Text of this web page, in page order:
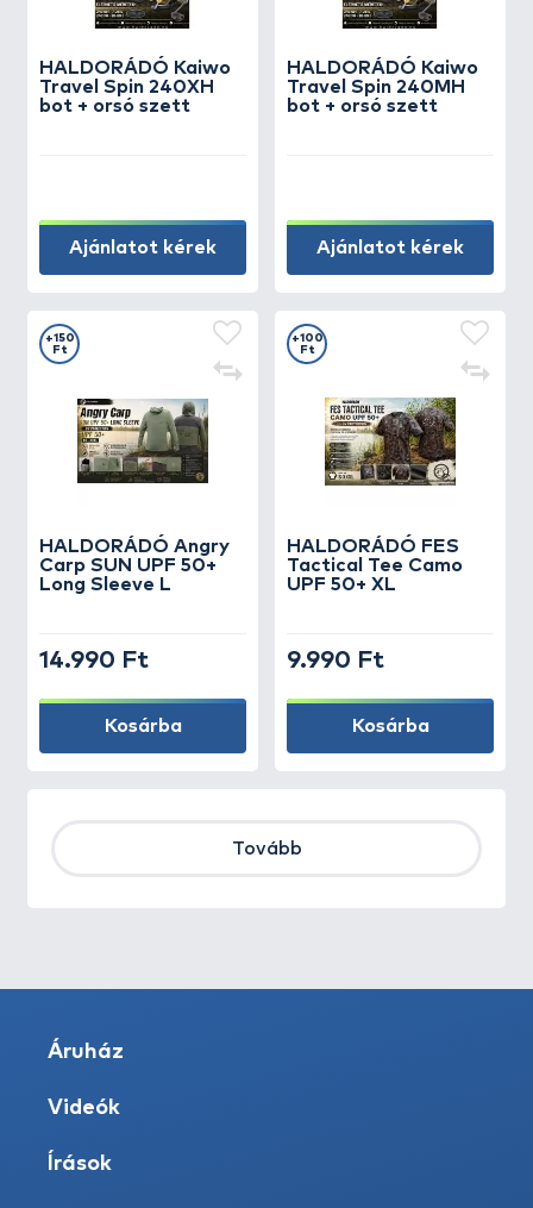
HALDORÁDÓ Kaiwo
Travel Spin 240XH
bot + orsó szett
Ajánlatot kérek
HALDORÁDÓ Kaiwo
Travel Spin 240MH
bot + orsó szett
Ajánlatot kérek
HALDORÁDÓ Angry
Carp SUN UPF 50+
Long Sleeve L
+150
Ft
14.990 Ft
Kosárba
HALDORÁDÓ FES
Tactical Tee Camo
UPF 50+ XL
+100
Ft
9.990 Ft
Kosárba
Tovább
Áruház
Videók
Írások